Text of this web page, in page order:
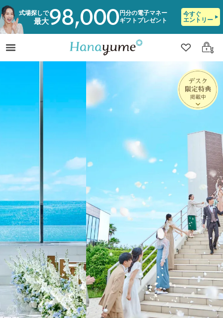
式場探しで
最大98,000 円分の電子マネー
ギフトプレゼント
今すぐ
エントリー
クリップ
ログ